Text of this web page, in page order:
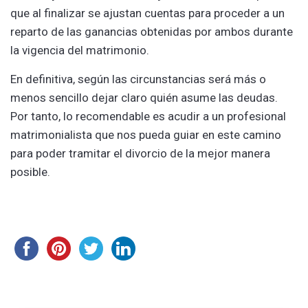
que al finalizar se ajustan cuentas para proceder a un
reparto de las ganancias obtenidas por ambos durante
la vigencia del matrimonio.
En definitiva, según las circunstancias será más o
menos sencillo dejar claro quién asume las deudas.
Por tanto, lo recomendable es acudir a un profesional
matrimonialista que nos pueda guiar en este camino
para poder tramitar el divorcio de la mejor manera
posible.